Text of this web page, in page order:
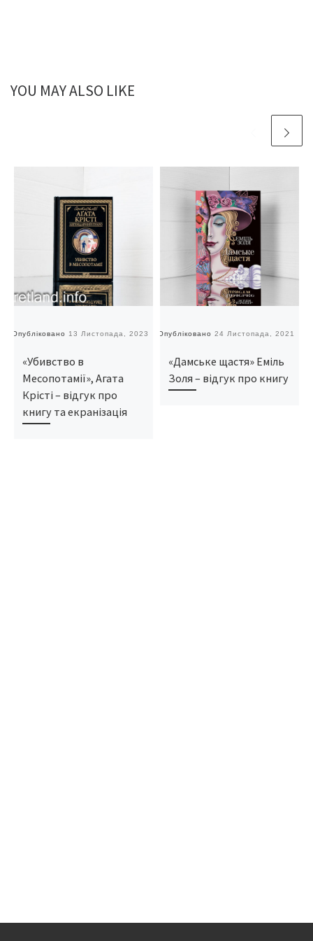
YOU MAY ALSO LIKE
Опубліковано 13 Листопада, 2023
«Убивство в
Месопотамії», Агата
Крісті – відгук про
книгу та екранізація
Опубліковано 24 Листопада, 2021
«Дамське щастя» Еміль
Золя – відгук про книгу